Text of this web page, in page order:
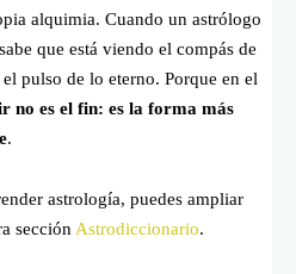
alquimia. Cuando un astrólogo
que está viendo el compás de
pulso de lo eterno. Porque en el
no es el fin: es la forma más
.
astrología, puedes ampliar
sección Astrodiccionario.